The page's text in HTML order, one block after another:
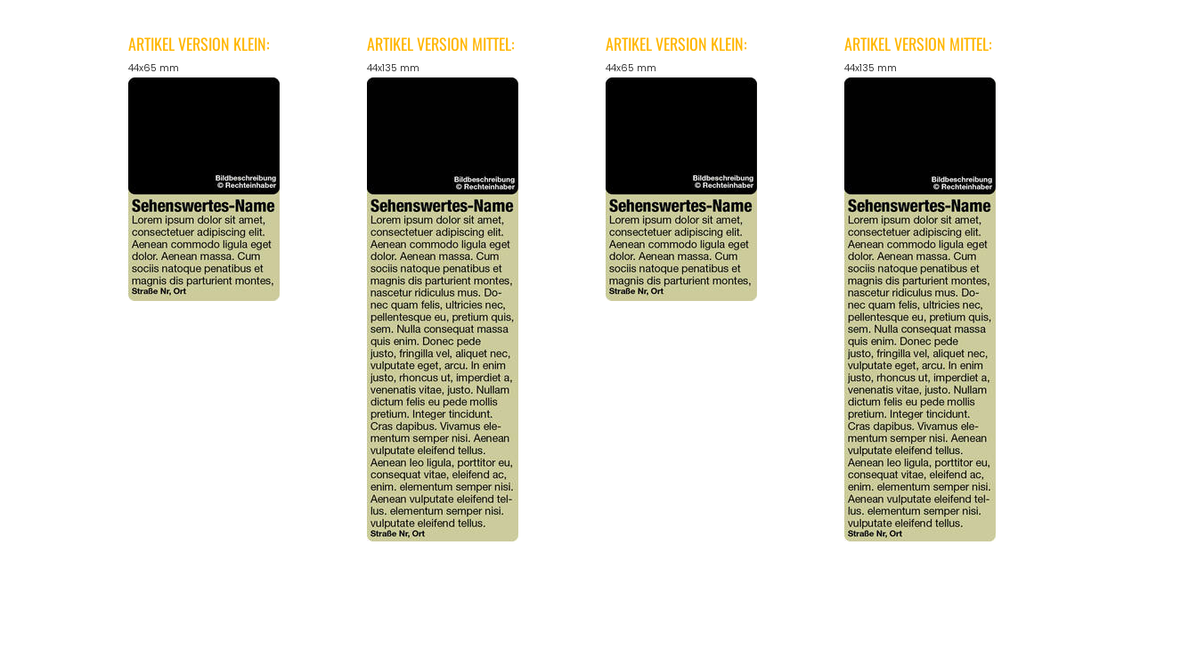
ARTIKEL VERSION KLEIN:
44x65 mm
ARTIKEL VERSION MITTEL:
44x135 mm
ARTIKEL VERSION KLEIN:
44x65 mm
ARTIKEL VERSION MITTEL:
44x135 mm